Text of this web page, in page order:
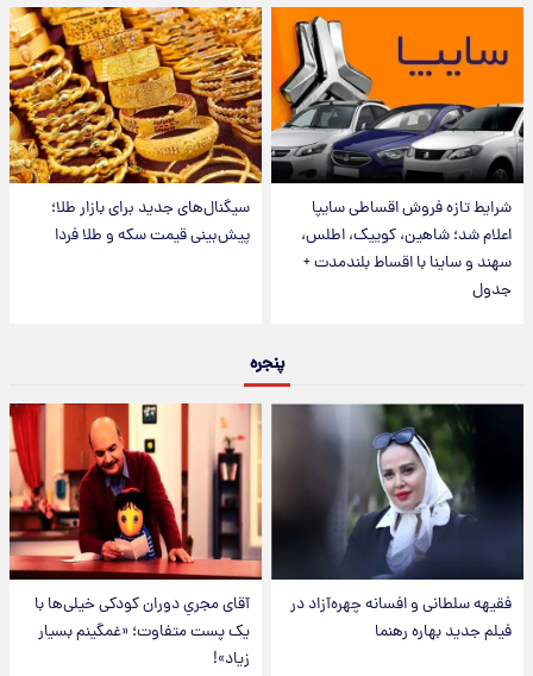
شرایط تازه فروش اقساطی سایپا
اعلام شد؛ شاهین، کوییک، اطلس،
سهند و ساینا با اقساط بلندمدت +
جدول
سیگنال‌های جدید برای بازار طلا؛
پیش‌بینی قیمت سکه و طلا فردا
پنجره
فقیهه سلطانی و افسانه چهره‌آزاد در
فیلم جدید بهاره رهنما
آقای مجریِ دوران کودکی خیلی‌ها با
یک پست متفاوت؛ «غمگینم بسیار
زیاد»!